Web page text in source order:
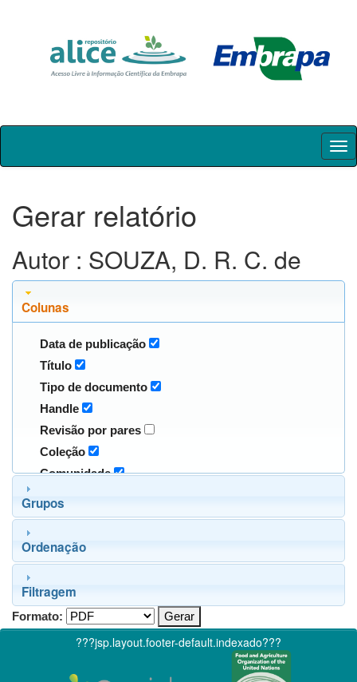
Skip
Gerar relatório
Autor : SOUZA, D. R. C. de
Colunas
Data de publicação
Título
Tipo de documento
Handle
Revisão por pares
Coleção
Comunidade
Grupos
Ordenação
Filtragem
Formato:
???jsp.layout.footer-default.indexado???